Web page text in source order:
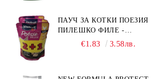
ОТ 10 – 25 КГ, СЪС СЬОМГА.
БЕЗ ЗЪРНО, БЕЗ ГЛУТЕН.
ПРОИЗВЕДЕНА ВЪВ
ПАУЧ ЗА КОТКИ ПОЕЗИЯ
ПИЛЕШКО ФИЛЕ -
ПРОМОКОМПЛЕКТ 3 БР.
€1.83 3.58лв.